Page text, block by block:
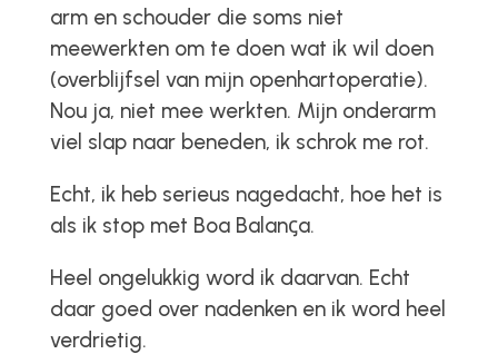
arm en schouder die soms niet
meewerkten om te doen wat ik wil doen
(overblijfsel van mijn openhartoperatie).
Nou ja, niet mee werkten. Mijn onderarm
viel slap naar beneden, ik schrok me rot.
Echt, ik heb serieus nagedacht, hoe het is
als ik stop met Boa Balanꞔa.
Heel ongelukkig word ik daarvan. Echt
daar goed over nadenken en ik word heel
verdrietig.